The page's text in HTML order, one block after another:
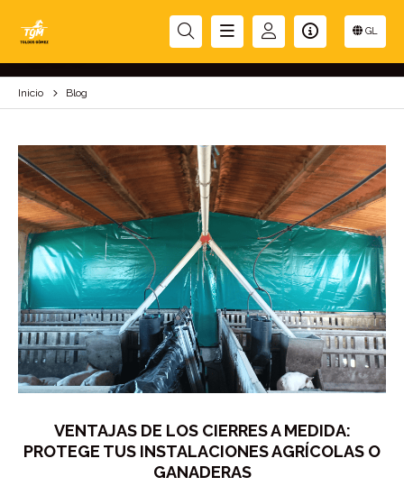
GL
BLOG
Inicio Blog
VENTAJAS DE LOS CIERRES A MEDIDA:
PROTEGE TUS INSTALACIONES AGRÍCOLAS O
GANADERAS